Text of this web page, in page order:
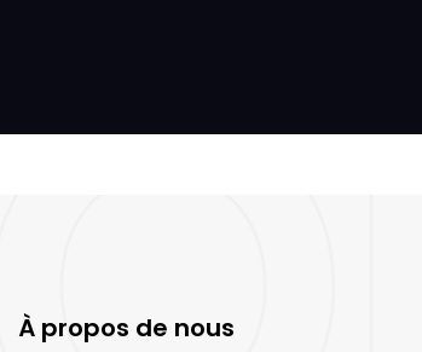
À propos de nous